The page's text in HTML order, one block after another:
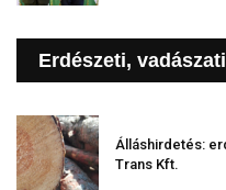
Erdészeti,
Álláshirdetés:
Trans Kft.